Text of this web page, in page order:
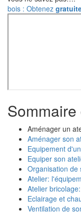
bois : Obtenez
Aménager un
Aménager son
Equipement
Equiper son
Organisation de
Atelier:
Atelier
Eclairage et
Ventilation de